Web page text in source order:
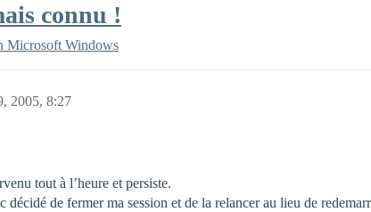
connu !
Microsoft Windows
2005, 8:27
tout à l’heure et persiste.
décidé de fermer ma session et de la relancer au lieu de